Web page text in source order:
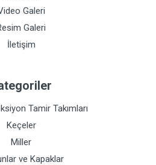
Galeri
Galeri
İletişim
Tamir Takımları
Keçeler
Miller
ve Kapaklar